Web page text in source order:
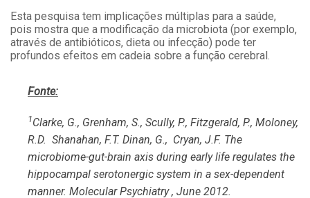
Esta pesquisa tem implicações múltiplas para a saúde,
pois mostra que a modificação da microbiota (por exemplo,
através de antibióticos, dieta ou infecção) pode ter
profundos efeitos em cadeia sobre a função cerebral.
Fonte:
1Clarke, G., Grenham, S., Scully, P., Fitzgerald, P., Moloney,
R.D. Shanahan, F.T. Dinan, G., Cryan, J.F. The
microbiome-gut-brain axis during early life regulates the
hippocampal serotonergic system in a sex-dependent
manner. Molecular Psychiatry , June 2012.